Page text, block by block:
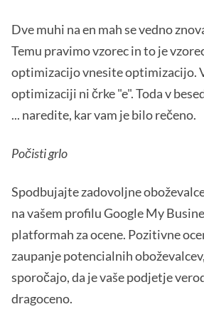
Dve muhi na en mah se vedno
Temu pravimo vzorec in to je
optimizacijo vnesite optimizacijo.
optimizaciji ni črke "e". Toda v
... naredite, kar vam je bilo rečeno.
Počisti grlo
Spodbujajte zadovoljne
na vašem profilu Google My
platformah za ocene. Pozitivne
zaupanje potencialnih
sporočajo, da je vaše podjetje
dragoceno.